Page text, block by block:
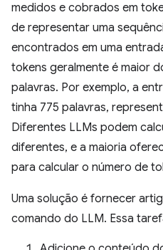
medidos e cobrados em
de representar uma
encontrados em uma
tokens geralmente é maior
palavras. Por exemplo, a
tinha 775 palavras,
Diferentes LLMs podem
diferentes, e a maioria
para calcular o número de
Uma solução é fornecer
comando do LLM. Essa